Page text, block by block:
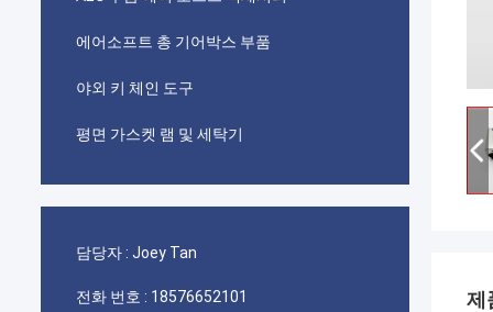
에어소프트 총 기어박스 부품
야외 키 체인 도구
평면 가스켓 램 및 세탁기
담당자 : Joey Tan
전화 번호 : 18576652101 제